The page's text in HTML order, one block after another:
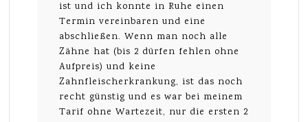
ist und ich konnte in Ruhe einen
Termin vereinbaren und eine
abschließen. Wenn man noch alle
Zähne hat (bis 2 dürfen fehlen ohne
Aufpreis) und keine
Zahnfleischerkrankung, ist das noch
recht günstig und es war bei meinem
Tarif ohne Wartezeit, nur die ersten 2